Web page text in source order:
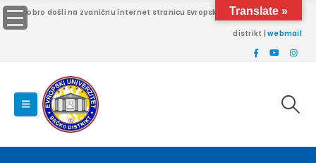
Dobro došli na zvaničnu internet stranicu Evropskog univerziteta Brčko
distrikt |webmail
Translate »